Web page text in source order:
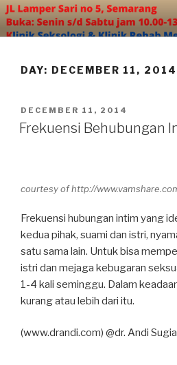
Skip
to
content
DAY: DECEMBER 11, 2014
POSTED
ON
DECEMBER 11, 2014
Frekuensi Behubungan
courtesy of http://
Frekuensi hubungan intim yang
kedua pihak, suami dan istri,
satu sama lain. Untuk bisa
istri dan mejaga kebugaran
1-4 kali seminggu. Dalam
kurang atau lebih dari itu.
(www.drandi.com) @dr. Andi